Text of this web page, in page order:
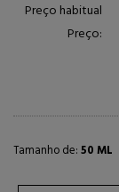
Preço habitual
Preço:
Tamanho de: 50 ML